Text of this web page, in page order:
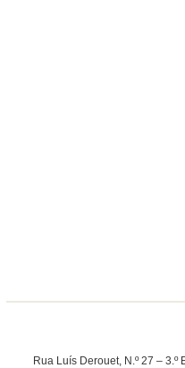
Rua Luís Derouet, N.º 27 – 3.º